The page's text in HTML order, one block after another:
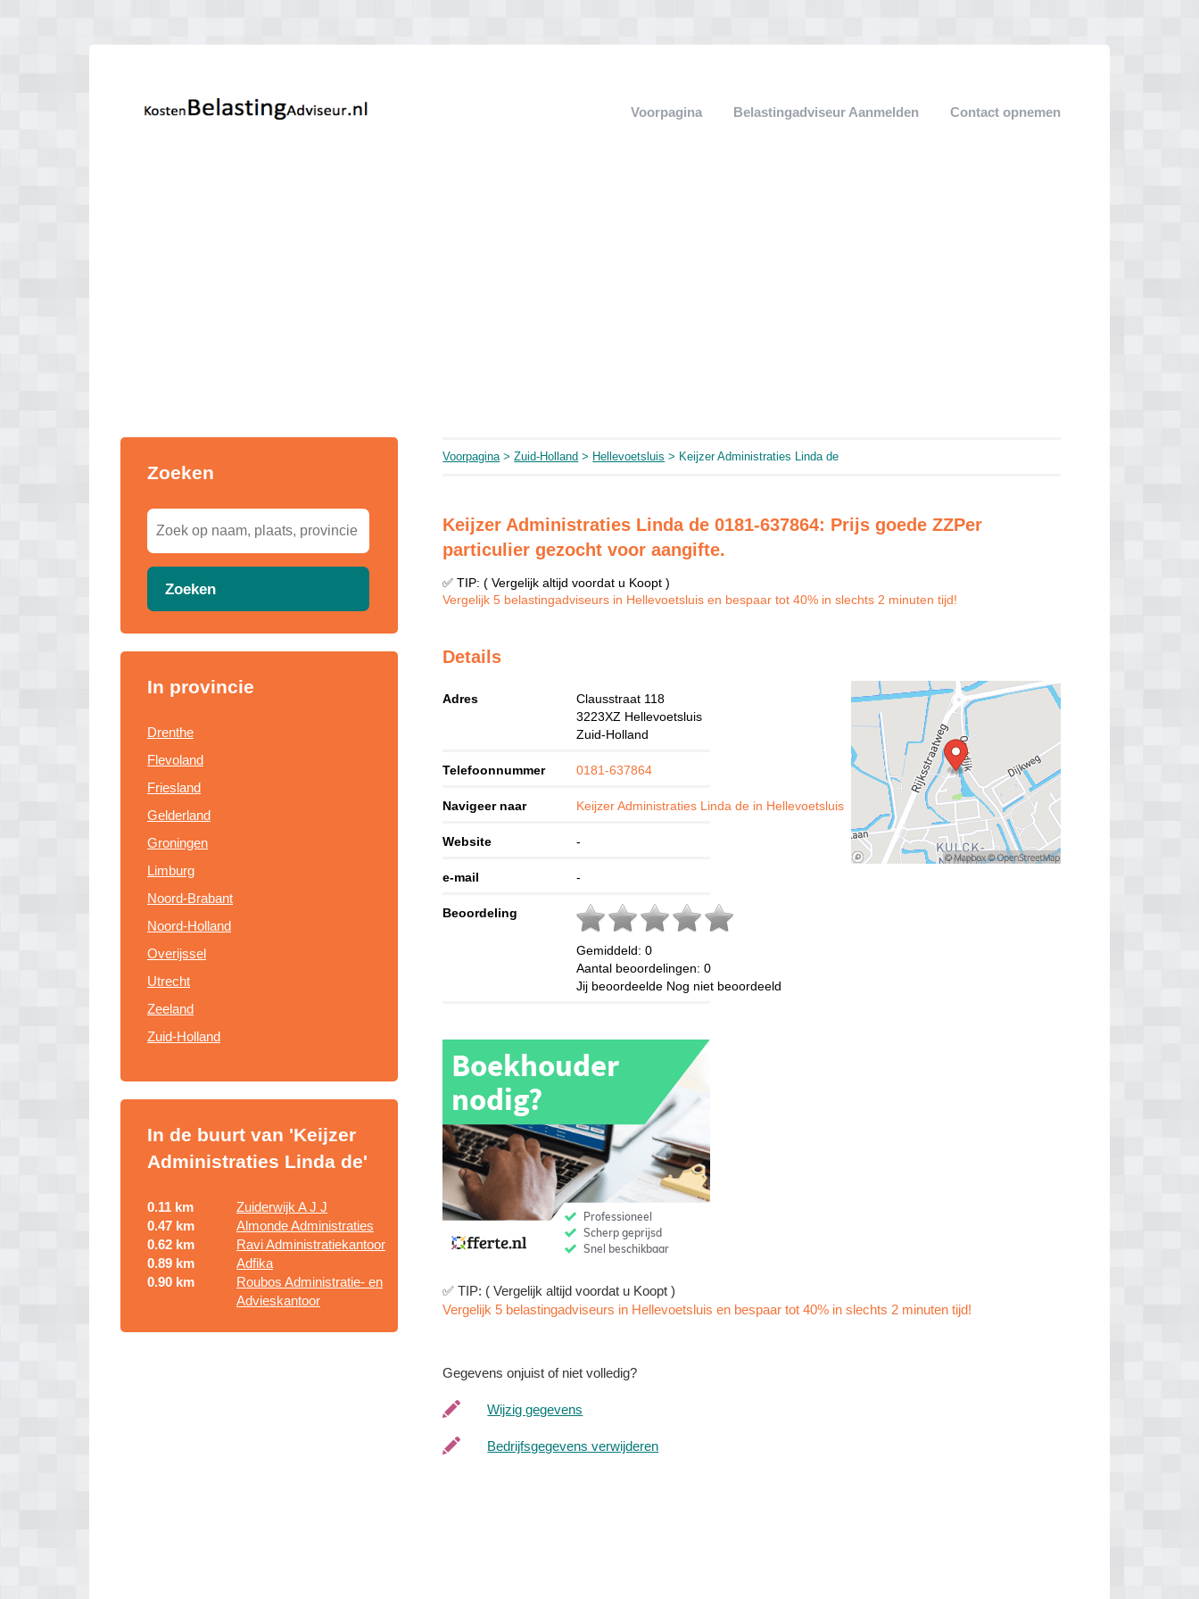
Voorpagina Belastingadviseur Aanmelden Contact opnemen
Zoeken
Zoeken
In provincie
Drenthe
Flevoland
Friesland
Gelderland
Groningen
Limburg
Noord-Brabant
Noord-Holland
Overijssel
Utrecht
Zeeland
Zuid-Holland
In de buurt van 'Keijzer
Administraties Linda de'
0.11 km
Zuiderwijk A J J
0.47 km
Almonde Administraties
0.62 km
Ravi Administratiekantoor
0.89 km
Adfika
0.90 km
Roubos Administratie- en
Advieskantoor
Voorpagina>Zuid-Holland > Hellevoetsluis > Keijzer Administraties Linda de
Keijzer Administraties Linda de 0181-637864: Prijs goede ZZPer
particulier gezocht voor aangifte.
✅ TIP: ( Vergelijk altijd voordat u Koopt )
Vergelijk 5 belastingadviseurs in Hellevoetsluis en bespaar tot 40% in slechts 2 minuten tijd!
Details
Adres
Clausstraat 118
3223XZ Hellevoetsluis
Zuid-Holland
Telefoonnummer 0181-637864
Navigeer naar Keijzer Administraties Linda de in Hellevoetsluis
Website -
e-mail -
Beoordeling
Gemiddeld:0
Aantal beoordelingen:0
Jij beoordeelde Nog niet beoordeeld
✅ TIP: ( Vergelijk altijd voordat u Koopt )
Vergelijk 5 belastingadviseurs in Hellevoetsluis en bespaar tot 40% in slechts 2 minuten tijd!
Gegevens onjuist of niet volledig?
Wijzig gegevens
Bedrijfsgegevens verwijderen